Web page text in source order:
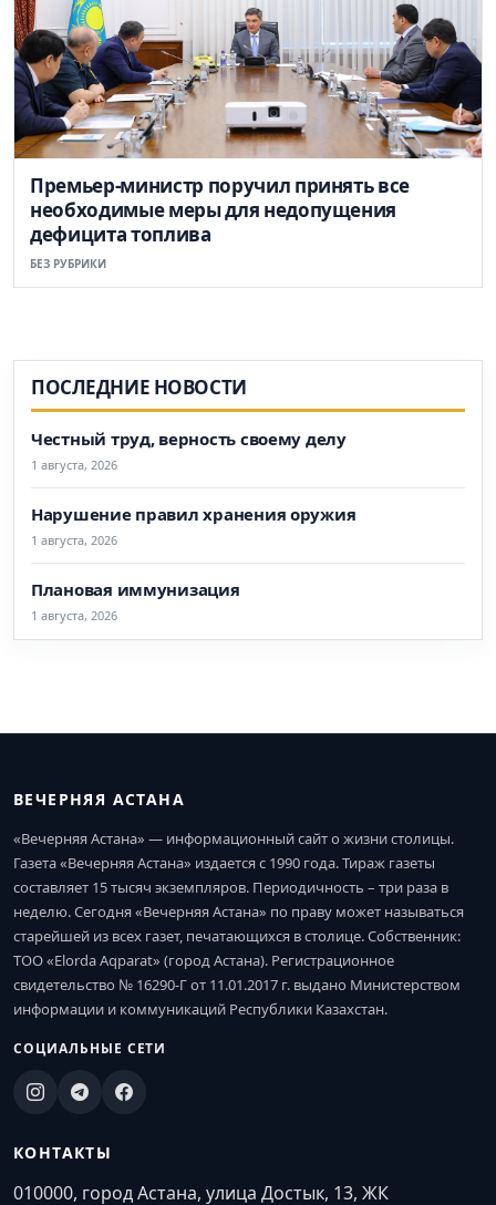
Премьер-министр поручил принять все
необходимые меры для недопущения
дефицита топлива
БЕЗ РУБРИКИ
ПОСЛЕДНИЕ НОВОСТИ
Честный труд, верность своему делу
1 августа, 2026
Нарушение правил хранения оружия
1 августа, 2026
Плановая иммунизация
1 августа, 2026
ВЕЧЕРНЯЯ АСТАНА
«Вечерняя Астана» — информационный сайт о жизни столицы.
Газета «Вечерняя Астана» издается с 1990 года. Тираж газеты
составляет 15 тысяч экземпляров. Периодичность – три раза в
неделю. Сегодня «Вечерняя Астана» по праву может называться
старейшей из всех газет, печатающихся в столице. Собственник:
ТОО «Elorda Aqparat» (город Астана). Регистрационное
свидетельство № 16290-Г от 11.01.2017 г. выдано Министерством
информации и коммуникаций Республики Казахстан.
СОЦИАЛЬНЫЕ СЕТИ
КОНТАКТЫ
010000, город Астана, улица Достык, 13, ЖК